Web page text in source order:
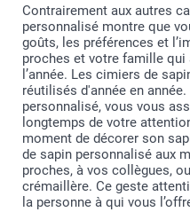
Contrairement aux autres
personnalisé montre que
goûts, les préférences et
proches et votre famille
l’année. Les cimiers de
réutilisés d'année en
personnalisé, vous vous
longtemps de votre
moment de décorer son
de sapin personnalisé aux
proches, à vos collègues,
crémaillère. Ce geste
la personne à qui vous